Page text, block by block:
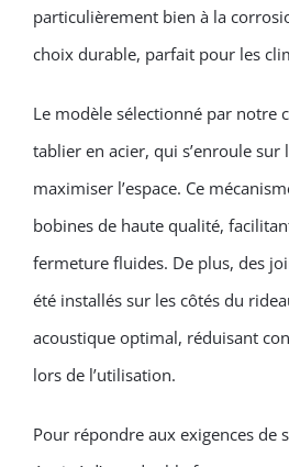
particulièrement bien à la
choix durable, parfait pour les
Le modèle sélectionné par notre
tablier en acier, qui s’enroule
maximiser l’espace. Ce
bobines de haute qualité,
fermeture fluides. De plus, des
été installés sur les côtés du
acoustique optimal, réduisant
lors de l’utilisation.
Pour répondre aux exigences de